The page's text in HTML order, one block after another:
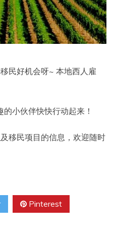
民好机会呀~ 本地西人雇
小伙伴快快行动起来！
移民项目的信息，欢迎随时
Pinterest